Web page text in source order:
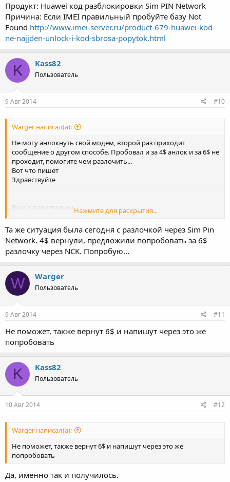
Продукт: Huawei код разблокировки Sim PIN Network
Причина: Если IMEI правильный пробуйте базу Not
Found http://www.imei-server.ru/product-679-huawei-kod-
ne-najjden-unlock-i-kod-sbrosa-popytok.html
K Kass82
Пользователь
9 Авг 2014 #10
Warger написал(а):
Не могу анлокнуть свой модем, второй раз приходит
сообщение о другом способе. Пробовал и за 4$ анлок и за 6$ не
проходит, помогите чем разлочить...
Вот что пишет
Здравствуйте
Ваш заказ отменен.
Продукт: Huawei код разблокировки Sim PIN Network
Причина: Если IMEI правильный пробуйте базу Not Found
http://www.imei-server.ru/product-679-huawei-kod-ne-najjden-
unlock-i-kod-sbrosa-popytok.html
Нажмите для раскрытия...
Та же ситуация была сегодня с разлочкой через Sim Pin
Network. 4$ вернули, предложили попробовать за 6$
разлочку через NCK. Попробую...
W Warger
Пользователь
9 Авг 2014 #11
Не поможет, также вернут 6$ и напишут через это же
попробовать
K Kass82
Пользователь
10 Авг 2014 #12
Warger написал(а):
Не поможет, также вернут 6$ и напишут через это же
попробовать
Да, именно так и получилось.